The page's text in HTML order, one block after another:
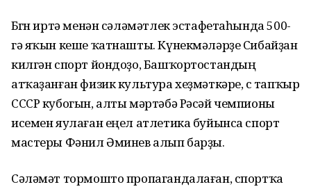
Бөгөн иртә менән сәләмәтлек эстафетаһында 500-
гә яҡын кеше ҡатнашты. Күнекмәләрҙе Сибайҙан
килгән спорт йондоҙо, Башҡортостандың
атҡаҙанған физик культура хеҙмәткәре, өс тапҡыр
СССР кубогын, алты мәртәбә Рәсәй чемпионы
исемен яулаған еңел атлетика буйынса спорт
мастеры Фәнил Әминев алып барҙы.
Сәләмәт тормошто пропагандалаған, спортҡа